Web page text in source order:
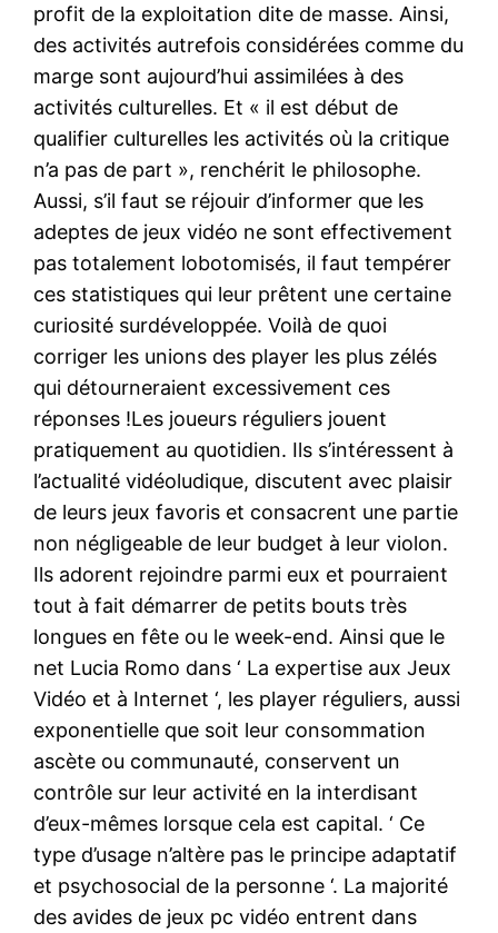
profit de la exploitation dite de masse. Ainsi,
des activités autrefois considérées comme du
marge sont aujourd’hui assimilées à des
activités culturelles. Et « il est début de
qualifier culturelles les activités où la critique
n’a pas de part », renchérit le philosophe.
Aussi, s’il faut se réjouir d’informer que les
adeptes de jeux vidéo ne sont effectivement
pas totalement lobotomisés, il faut tempérer
ces statistiques qui leur prêtent une certaine
curiosité surdéveloppée. Voilà de quoi
corriger les unions des player les plus zélés
qui détourneraient excessivement ces
réponses !Les joueurs réguliers jouent
pratiquement au quotidien. Ils s’intéressent à
l’actualité vidéoludique, discutent avec plaisir
de leurs jeux favoris et consacrent une partie
non négligeable de leur budget à leur violon.
Ils adorent rejoindre parmi eux et pourraient
tout à fait démarrer de petits bouts très
longues en fête ou le week-end. Ainsi que le
net Lucia Romo dans ‘ La expertise aux Jeux
Vidéo et à Internet ‘, les player réguliers, aussi
exponentielle que soit leur consommation
ascète ou communauté, conservent un
contrôle sur leur activité en la interdisant
d’eux-mêmes lorsque cela est capital. ‘ Ce
type d’usage n’altère pas le principe adaptatif
et psychosocial de la personne ‘. La majorité
des avides de jeux pc vidéo entrent dans